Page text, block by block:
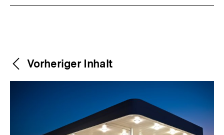
Weitere
Inhalte
Content-
Navigation
Vorheriger Inhalt